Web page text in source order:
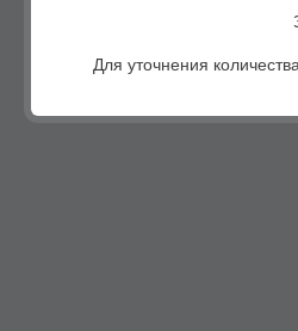
Для уточнения